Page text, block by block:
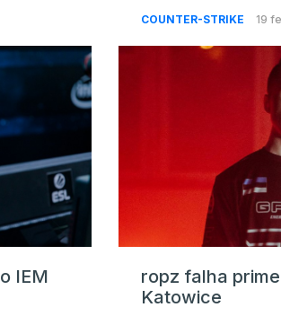
COUNTER-STRIKE 19
IEM
ropz falha
Katowice